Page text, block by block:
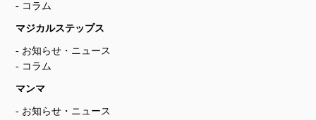
コラム
マジカルステップス
お知らせ・ニュース
コラム
マンマ
お知らせ・ニュース